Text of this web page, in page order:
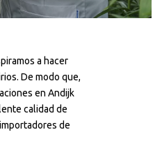
a hacer
De modo que,
en Andijk
calidad de
de